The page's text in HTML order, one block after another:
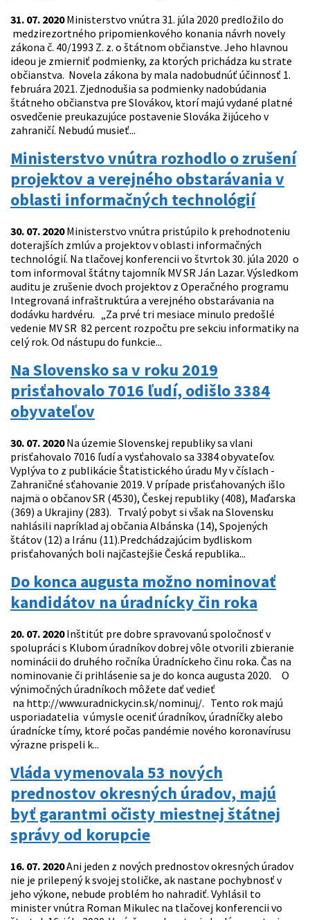
31. 07. 2020Ministerstvo vnútra 31. júla 2020 predložilo do
medzirezortného pripomienkového konania návrh novely
zákona č. 40/1993 Z. z. o štátnom občianstve. Jeho hlavnou
ideou je zmierniť podmienky, za ktorých prichádza ku strate
občianstva. Novela zákona by mala nadobudnúť účinnosť 1.
februára 2021. Zjednodušia sa podmienky nadobúdania
štátneho občianstva pre Slovákov, ktorí majú vydané platné
osvedčenie preukazujúce postavenie Slováka žijúceho v
zahraničí. Nebudú musieť...
Ministerstvo vnútra rozhodlo o zrušení
projektov a verejného obstarávania v
oblasti informačných technológií
30. 07. 2020Ministerstvo vnútra pristúpilo k prehodnoteniu
doterajších zmlúv a projektov v oblasti informačných
technológií. Na tlačovej konferencii vo štvrtok 30. júla 2020 o
tom informoval štátny tajomník MV SR Ján Lazar. Výsledkom
auditu je zrušenie dvoch projektov z Operačného programu
Integrovaná infraštruktúra a verejného obstarávania na
dodávku hardvéru. „Za prvé tri mesiace minulo predošlé
vedenie MV SR 82 percent rozpočtu pre sekciu informatiky na
celý rok. Od nástupu do funkcie...
Na Slovensko sa v roku 2019
prisťahovalo 7016 ľudí, odišlo 3384
obyvateľov
30. 07. 2020Na územie Slovenskej republiky sa vlani
prisťahovalo 7016 ľudí a vysťahovalo sa 3384 obyvateľov.
Vyplýva to z publikácie Štatistického úradu My v číslach -
Zahraničné sťahovanie 2019. V prípade prisťahovaných išlo
najmä o občanov SR (4530), Českej republiky (408), Maďarska
(369) a Ukrajiny (283). Trvalý pobyt si však na Slovensku
nahlásili napríklad aj občania Albánska (14), Spojených
štátov (12) a Iránu (11).Predchádzajúcim bydliskom
prisťahovaných boli najčastejšie Česká republika...
Do konca augusta možno nominovať
kandidátov na úradnícky čin roka
20. 07. 2020Inštitút pre dobre spravovanú spoločnosť v
spolupráci s Klubom úradníkov dobrej vôle otvorili zbieranie
nominácii do druhého ročníka Úradníckeho činu roka. Čas na
nominovanie či prihlásenie sa je do konca augusta 2020. O
výnimočných úradníkoch môžete dať vedieť
na http://www.uradnickycin.sk/nominuj/. Tento rok majú
usporiadatelia v úmysle oceniť úradníkov, úradníčky alebo
úradnícke tímy, ktoré počas pandémie nového koronavírusu
výrazne prispeli k...
Vláda vymenovala 53 nových
prednostov okresných úradov, majú
byť garantmi očisty miestnej štátnej
správy od korupcie
16. 07. 2020Ani jeden z nových prednostov okresných úradov
nie je prilepený k svojej stoličke, ak nastane pochybnosť v
jeho výkone, nebude problém ho nahradiť. Vyhlásil to
minister vnútra Roman Mikulec na tlačovej konferencii vo